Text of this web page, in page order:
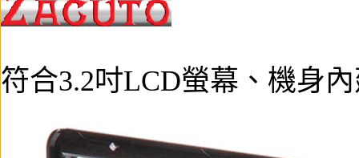
符合3.2吋LCD螢幕、機身